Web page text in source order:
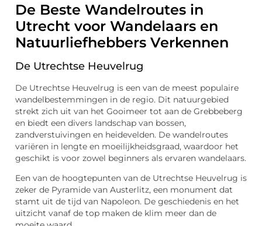
De Beste Wandelroutes in
Utrecht voor Wandelaars en
Natuurliefhebbers Verkennen
De Utrechtse Heuvelrug
De Utrechtse Heuvelrug is een van de meest populaire
wandelbestemmingen in de regio. Dit natuurgebied
strekt zich uit van het Gooimeer tot aan de Grebbeberg
en biedt een divers landschap van bossen,
zandverstuivingen en heidevelden. De wandelroutes
variëren in lengte en moeilijkheidsgraad, waardoor het
geschikt is voor zowel beginners als ervaren wandelaars.
Een van de hoogtepunten van de Utrechtse Heuvelrug is
zeker de Pyramide van Austerlitz, een monument dat
stamt uit de tijd van Napoleon. De geschiedenis en het
uitzicht vanaf de top maken de klim meer dan de